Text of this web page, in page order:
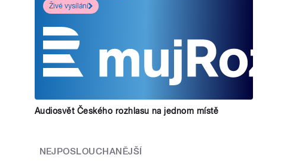
Živé vysílání
Audiosvět Českého rozhlasu na jednom místě
NEJPOSLOUCHANĚJŠÍ